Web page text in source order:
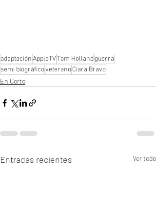
adaptaciónAppleTVTom Hollandguerra
semi biográficoveteranoCiara Bravo
En Corto
Entradas recientes Ver todo